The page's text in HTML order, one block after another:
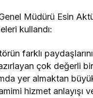
Müdürü Esin
kullandı:
farklı
çok değerli
yer almaktan
hizmet anlayışı